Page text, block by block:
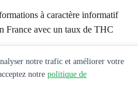
à caractère informatif
France avec un taux de THC
confidentialité
notre trafic et améliorer votre
notre politique de